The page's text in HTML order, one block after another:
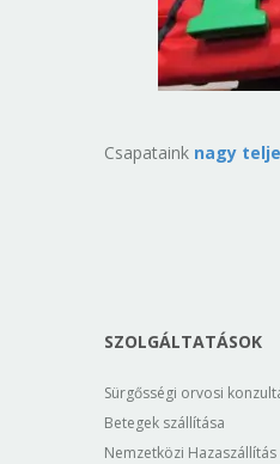
Csapataink nagy
SZOLGÁLTATÁSOK
Sürgősségi orvosi
Betegek szállítása
Nemzetközi